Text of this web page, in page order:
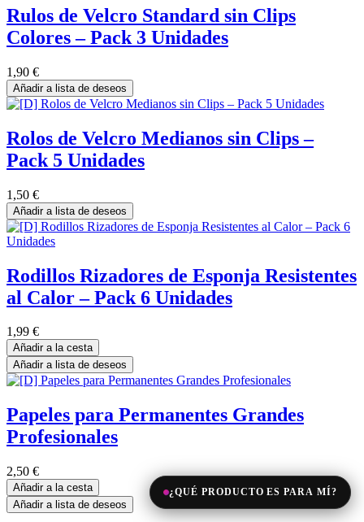
Rulos de Velcro Standard sin Clips
Colores – Pack 3 Unidades
1,90 €
Añadir a lista de deseos
Rolos de Velcro Medianos sin Clips –
Pack 5 Unidades
1,50 €
Añadir a lista de deseos
Rodillos Rizadores de Esponja Resistentes
al Calor – Pack 6 Unidades
1,99 €
Añadir a la cesta
Añadir a lista de deseos
Papeles para Permanentes Grandes
Profesionales
2,50 €
Añadir a la cesta
Añadir a lista de deseos
¿QUÉ PRODUCTO ES PARA MÍ?